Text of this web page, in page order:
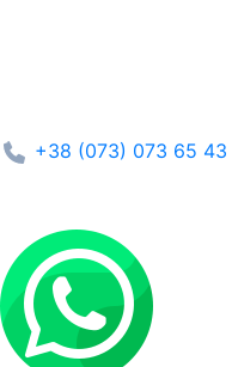
+38 (073) 073 65 43